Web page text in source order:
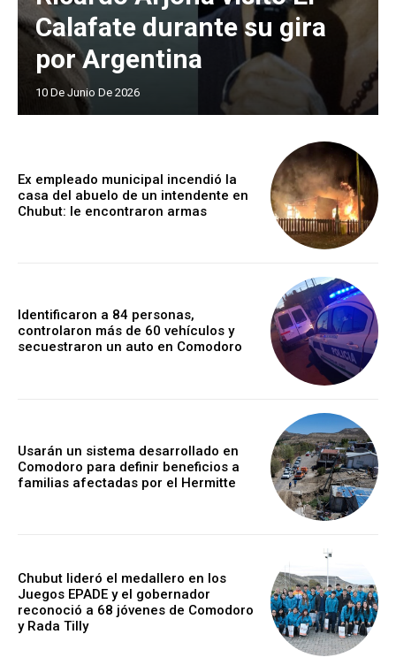
Calafate durante su gira
por Argentina
10 De Junio De 2026
Ex empleado municipal incendió la
casa del abuelo de un intendente en
Chubut: le encontraron armas
Identificaron a 84 personas,
controlaron más de 60 vehículos y
secuestraron un auto en Comodoro
Usarán un sistema desarrollado en
Comodoro para definir beneficios a
familias afectadas por el Hermitte
Chubut lideró el medallero en los
Juegos EPADE y el gobernador
reconoció a 68 jóvenes de Comodoro
y Rada Tilly